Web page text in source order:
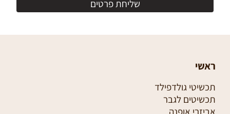
ראשי
תכשיטי גולדפילד
תכשיטים לגבר
אביזרי אופנה